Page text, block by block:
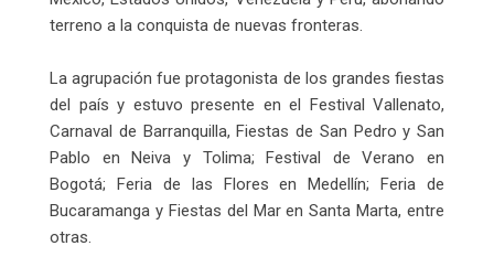
terreno a la conquista de nuevas fronteras.
La agrupación fue protagonista de los grandes fiestas
del país y estuvo presente en el Festival Vallenato,
Carnaval de Barranquilla, Fiestas de San Pedro y San
Pablo en Neiva y Tolima; Festival de Verano en
Bogotá; Feria de las Flores en Medellín; Feria de
Bucaramanga y Fiestas del Mar en Santa Marta, entre
otras.